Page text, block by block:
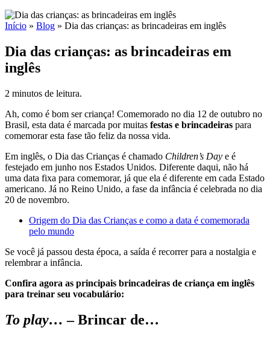
Início » Blog » Dia das crianças: as brincadeiras em inglês
Dia das crianças: as brincadeiras em
inglês
2 minutos de leitura.
Ah, como é bom ser criança! Comemorado no dia 12 de outubro no
Brasil, esta data é marcada por muitas festas e brincadeiras para
comemorar esta fase tão feliz da nossa vida.
Em inglês, o Dia das Crianças é chamado Children’s Day e é
festejado em junho nos Estados Unidos. Diferente daqui, não há
uma data fixa para comemorar, já que ela é diferente em cada Estado
americano. Já no Reino Unido, a fase da infância é celebrada no dia
20 de novembro.
Origem do Dia das Crianças e como a data é comemorada
pelo mundo
Se você já passou desta época, a saída é recorrer para a nostalgia e
relembrar a infância.
Confira agora as principais brincadeiras de criança em inglês
para treinar seu vocabulário:
To play… – Brincar de…